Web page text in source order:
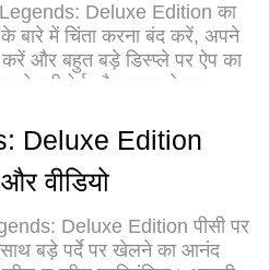
Deluxe Edition का
बारे में चिंता करना बंद करें, अपने
और बहुत बड़े डिस्प्ले पर ऐप का
कीबोर्ड और माउस के साथ
पेशकश करता है जिनकी आपको
आसान सेटअप, सहज नियंत्रण,
डेटा और परेशान कॉल। आपके
MEmu 9 है। हमारे अवशोषण
एक ही समय में 2 या अधिक
Deluxe Edition
वीडियो
Deluxe Edition पीसी पर
बड़े पर्दे पर खेलने का आनंद